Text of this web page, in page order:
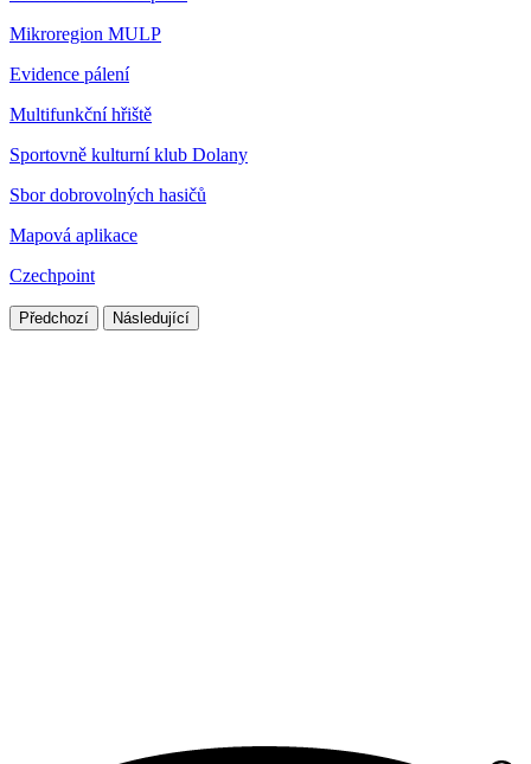
Mikroregion MULP
Evidence pálení
Multifunkční hřiště
Sportovně kulturní klub Dolany
Sbor dobrovolných hasičů
Mapová aplikace
Czechpoint
Předchozí Následující